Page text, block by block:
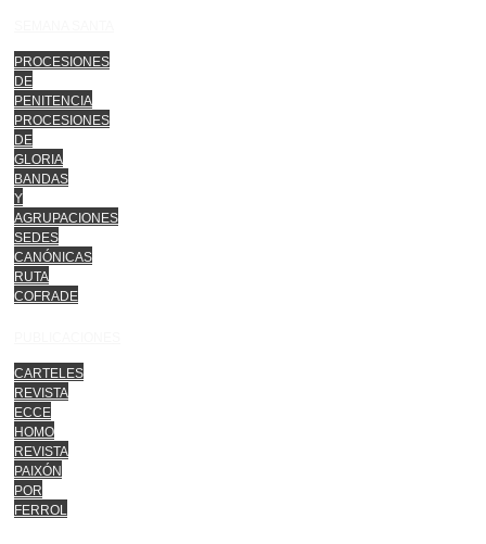
PROCESIONES
DE
PENITENCIA
PROCESIONES
DE
GLORIA
BANDAS
Y
AGRUPACIONES
SEDES
CANÓNICAS
RUTA
COFRADE
CARTELES
REVISTA
ECCE
HOMO
REVISTA
PAIXÓN
POR
FERROL